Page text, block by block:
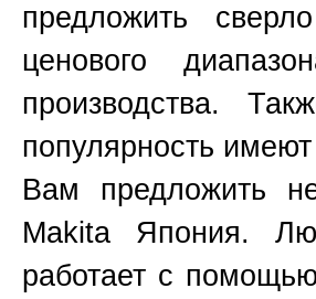
предложить
ценового
производства.
популярность
Вам предложить
Makita Япония.
работает с